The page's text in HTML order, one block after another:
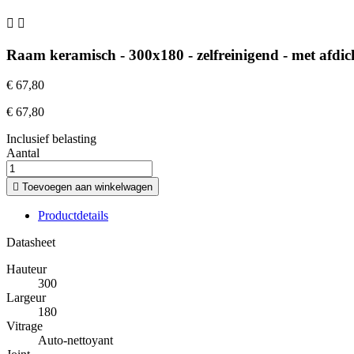
 
Raam keramisch - 300x180 - zelfreinigend - met
€ 67,80
€ 67,80
Inclusief belasting
Aantal
 Toevoegen aan winkelwagen
Productdetails
Datasheet
Hauteur
300
Largeur
180
Vitrage
Auto-nettoyant